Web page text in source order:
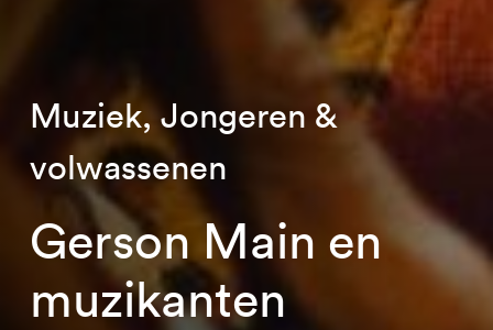
Gerson Main en
muzikanten
Muziek, Jongeren &
volwassenen